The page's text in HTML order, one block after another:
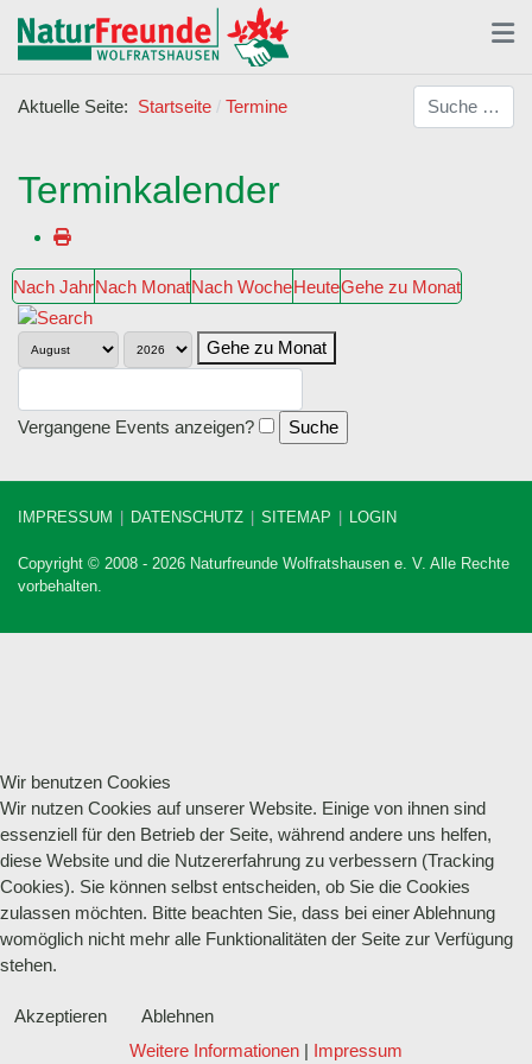
Aktuelle Seite: Startseite Termine Suchen
Terminkalender
Nach JahrNach MonatNach WocheHeuteGehe zu Monat
Gehe zu Monat
Vergangene Events anzeigen?
IMPRESSUM DATENSCHUTZ SITEMAP LOGIN
Copyright © 2008 - 2026 Naturfreunde Wolfratshausen e. V. Alle Rechte
vorbehalten.
Wir benutzen Cookies
Wir nutzen Cookies auf unserer Website. Einige von ihnen sind
essenziell für den Betrieb der Seite, während andere uns helfen,
diese Website und die Nutzererfahrung zu verbessern (Tracking
Cookies). Sie können selbst entscheiden, ob Sie die Cookies
zulassen möchten. Bitte beachten Sie, dass bei einer Ablehnung
womöglich nicht mehr alle Funktionalitäten der Seite zur Verfügung
stehen.
Akzeptieren
Ablehnen
Weitere Informationen | Impressum